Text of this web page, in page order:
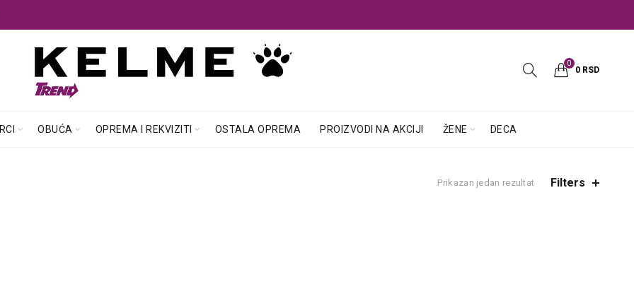
0
0 RSD
OBUĆA OPREMA I REKVIZITI OSTALA OPREMA PROIZVODI NA AKCIJI ŽENE DECA
Prikazan jedan rezultat Filters